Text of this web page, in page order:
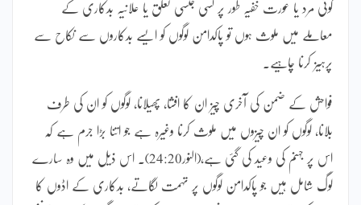
کوئی مرد یا عورت خفیہ طور پر کسی جنسی تعلق یا علانیہ بدکاری کے
معاملے میں ملوث ہوں تو پاکدامن لوگوں کو ایسے بدکاروں سے نکاح سے
پرہیز کرنا چاہیے۔
فواحش کے ضمن کی آخری چیز ان کا افشا، پھیلانا، لوگوں کو ان کی طرف
بلانا، لوگوں کو ان چیزوں میں ملوث کرنا وغیرہ ہے جو اتنا بڑا جرم ہے کہ
اس پر جہنم کی وعید کی گئی ہے،(النور24:20)۔ اس ذیل میں وہ سارے
لوگ شامل ہیں جو پاکدامن لوگوں پر تہمت لگاتے، بدکاری کے اڈوں کا